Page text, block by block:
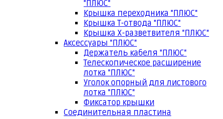
"ПЛЮС"
Крышка переходника "ПЛЮС"
Крышка Т-отвода "ПЛЮС"
Крышка Х-разветвителя "ПЛЮС"
Аксессуары "ПЛЮС"
Держатель кабеля "ПЛЮС"
Телескопическое расширение
лотка "ПЛЮС"
Уголок опорный для листового
лотка "ПЛЮС"
Фиксатор крышки
Соединительная пластина